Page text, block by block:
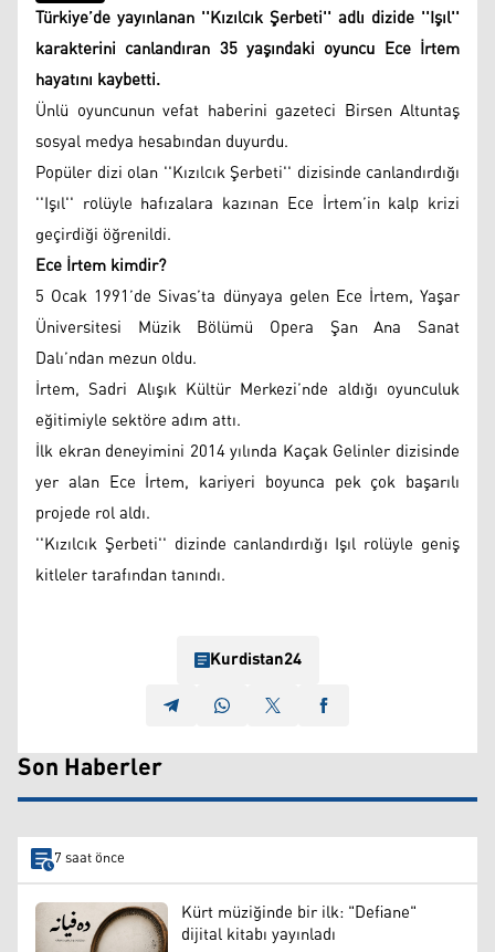
Türkiye’de yayınlanan ''Kızılcık Şerbeti'' adlı dizide ''Işıl''
karakterini canlandıran 35 yaşındaki oyuncu Ece İrtem
hayatını kaybetti.
Ünlü oyuncunun vefat haberini gazeteci Birsen Altuntaş
sosyal medya hesabından duyurdu.
Popüler dizi olan ''Kızılcık Şerbeti'' dizisinde canlandırdığı
''Işıl'' rolüyle hafızalara kazınan Ece İrtem’in kalp krizi
geçirdiği öğrenildi.
Ece İrtem kimdir?
5 Ocak 1991’de Sivas’ta dünyaya gelen Ece İrtem, Yaşar
Üniversitesi Müzik Bölümü Opera Şan Ana Sanat
Dalı’ndan mezun oldu.
İrtem, Sadri Alışık Kültür Merkezi’nde aldığı oyunculuk
eğitimiyle sektöre adım attı.
İlk ekran deneyimini 2014 yılında Kaçak Gelinler dizisinde
yer alan Ece İrtem, kariyeri boyunca pek çok başarılı
projede rol aldı.
''Kızılcık Şerbeti'' dizinde canlandırdığı Işıl rolüyle geniş
kitleler tarafından tanındı.
Kurdistan24
Son Haberler
7 saat önce
Kürt müziğinde bir ilk: "Defiane"
dijital kitabı yayınladı